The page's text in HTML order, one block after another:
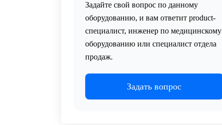
Задайте свой вопрос по данному
оборудованию, и вам ответит product-
специалист, инженер по медицинскому
оборудованию или специалист отдела
продаж.
Задать вопрос